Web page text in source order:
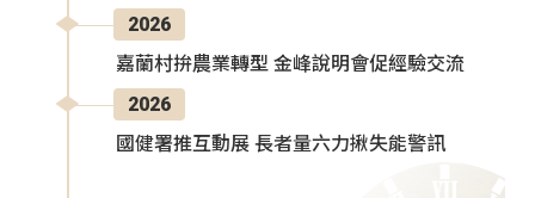
2026
嘉蘭村拚農業轉型 金峰說明會促經驗交流
2026
國健署推互動展 長者量六力揪失能警訊